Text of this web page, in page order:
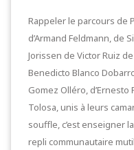
Rappeler le parcours de
d’Armand Feldmann, de
Jorissen de Victor Ruiz
Benedicto Blanco
Gomez Olléro,
Tolosa, unis à leurs
souffle, c’est enseigner
repli communautaire